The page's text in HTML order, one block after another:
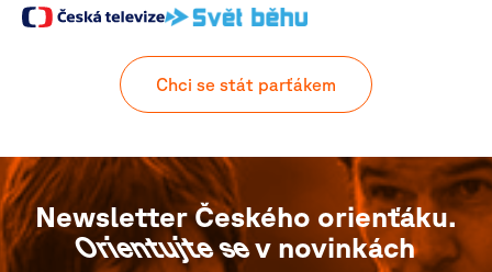
Chci se stát parťákem
Newsletter Českého orienťáku.
Orientujte sev novinkách